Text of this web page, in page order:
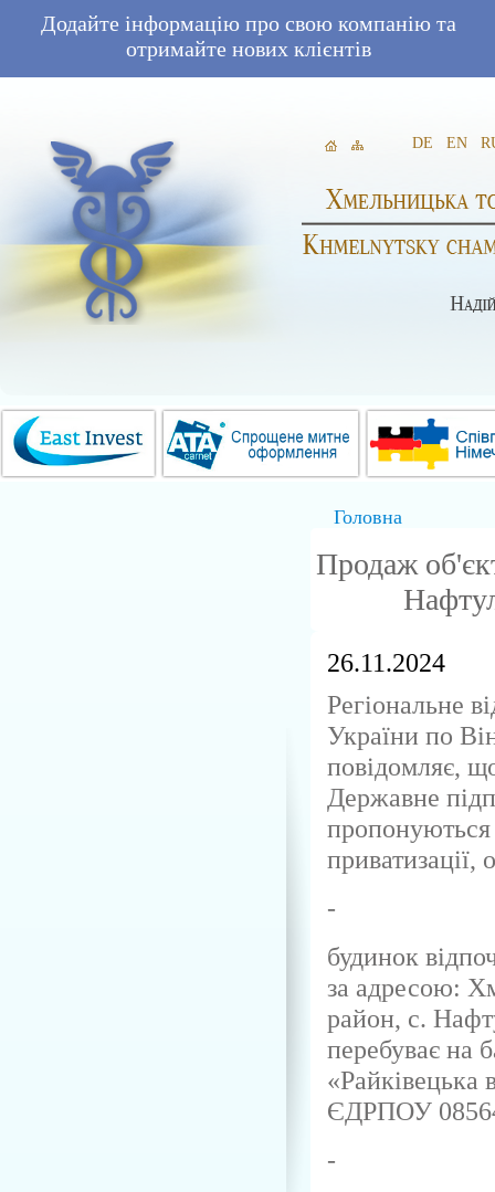
Додайте інформацію про свою компанію та
отримайте нових клієнтів
DE EN
Головна
Продаж
26.11.2024
Регіональне
України по
повідомляє,
Державне
пропонуються
-
будинок
за адресою:
район, с.
перебуває на
«Райківецька
ЄДРПОУ
-